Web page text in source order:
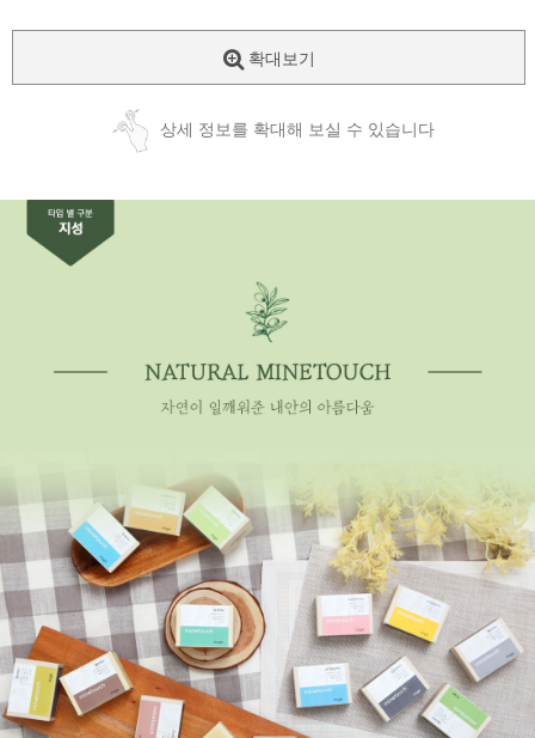
확대보기
상세 정보를 확대해 보실 수 있습니다